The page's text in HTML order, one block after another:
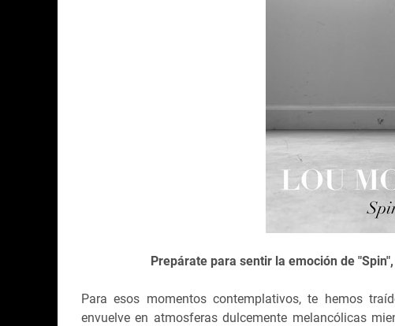
Prepárate para sentir la emoción de
Para esos momentos contemplativos, te hemos
envuelve en atmosferas dulcemente melancólicas